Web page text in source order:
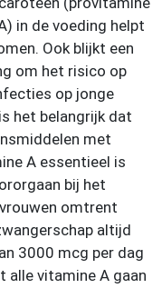
in de voeding helpt
Ook blijkt een
om het risico op
op jonge
het belangrijk dat
met
A essentieel is
bij het
omtrent
altijd
3000 mcg per dag
alle vitamine A gaan